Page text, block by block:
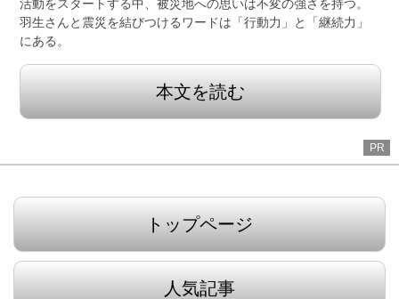
活動をスタートする中、被災地への思いは不変の強さを持つ。
羽生さんと震災を結びつけるワードは「行動力」と「継続力」
にある。
本文を読む
PR
トップページ
人気記事